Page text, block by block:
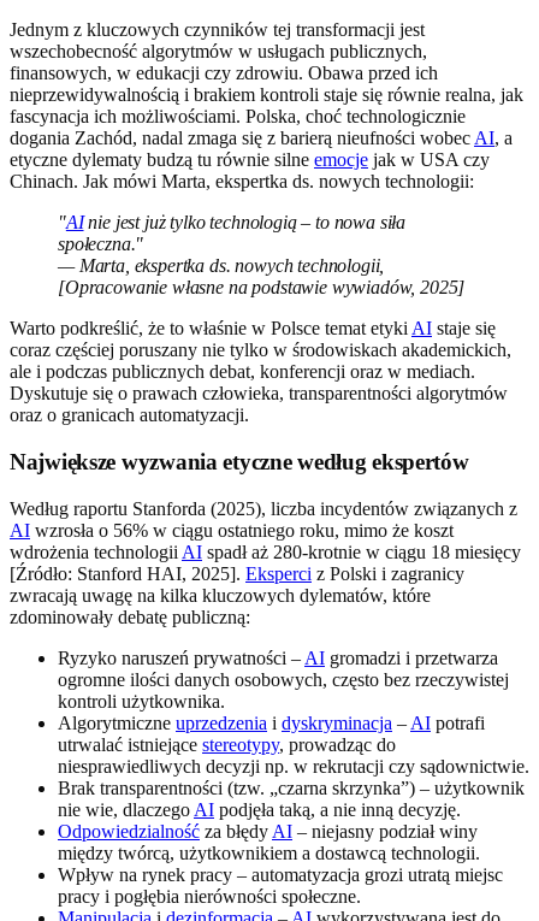
Jednym z kluczowych czynników tej transformacji jest
wszechobecność algorytmów w usługach publicznych,
finansowych, w edukacji czy zdrowiu. Obawa przed ich
nieprzewidywalnością i brakiem kontroli staje się równie realna, jak
fascynacja ich możliwościami. Polska, choć technologicznie
dogania Zachód, nadal zmaga się z barierą nieufności wobec AI, a
etyczne dylematy budzą tu równie silne emocje jak w USA czy
Chinach. Jak mówi Marta, ekspertka ds. nowych technologii:
"AInie jest już tylko technologią – to nowa siła
społeczna."
— Marta, ekspertka ds. nowych technologii,
[Opracowanie własne na podstawie wywiadów, 2025]
Warto podkreślić, że to właśnie w Polsce temat etyki AI staje się
coraz częściej poruszany nie tylko w środowiskach akademickich,
ale i podczas publicznych debat, konferencji oraz w mediach.
Dyskutuje się o prawach człowieka, transparentności algorytmów
oraz o granicach automatyzacji.
Największe wyzwania etyczne według ekspertów
Według raportu Stanforda (2025), liczba incydentów związanych z
AI wzrosła o 56% w ciągu ostatniego roku, mimo że koszt
wdrożenia technologii AI spadł aż 280-krotnie w ciągu 18 miesięcy
[Źródło: Stanford HAI, 2025]. Eksperci z Polski i zagranicy
zwracają uwagę na kilka kluczowych dylematów, które
zdominowały debatę publiczną:
Ryzyko naruszeń prywatności – AI gromadzi i przetwarza
ogromne ilości danych osobowych, często bez rzeczywistej
kontroli użytkownika.
Algorytmiczne uprzedzenia i dyskryminacja – AI potrafi
utrwalać istniejące stereotypy, prowadząc do
niesprawiedliwych decyzji np. w rekrutacji czy sądownictwie.
Brak transparentności (tzw. „czarna skrzynka”) – użytkownik
nie wie, dlaczego AI podjęła taką, a nie inną decyzję.
Odpowiedzialność za błędy AI – niejasny podział winy
między twórcą, użytkownikiem a dostawcą technologii.
Wpływ na rynek pracy – automatyzacja grozi utratą miejsc
pracy i pogłębia nierówności społeczne.